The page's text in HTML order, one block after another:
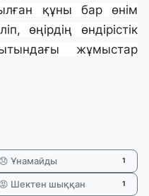
құны бар өнім
өңірдің өндірістік
жұмыстар
😞 Ұнамайды 1
😡 Шектен шыққан 1